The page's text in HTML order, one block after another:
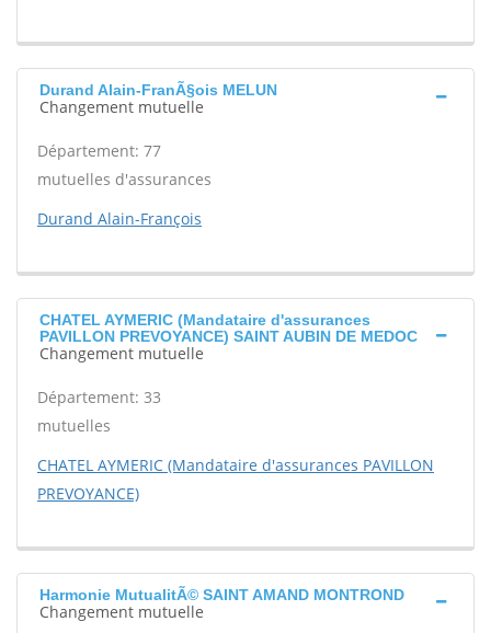
Durand Alain-FranÃ§ois MELUN
Changement mutuelle
Département: 77
mutuelles d'assurances
Durand Alain-François
CHATEL AYMERIC (Mandataire d'assurances
PAVILLON PREVOYANCE) SAINT AUBIN DE MEDOC
Changement mutuelle
Département: 33
mutuelles
CHATEL AYMERIC (Mandataire d'assurances PAVILLON
PREVOYANCE)
Harmonie MutualitÃ© SAINT AMAND MONTROND
Changement mutuelle